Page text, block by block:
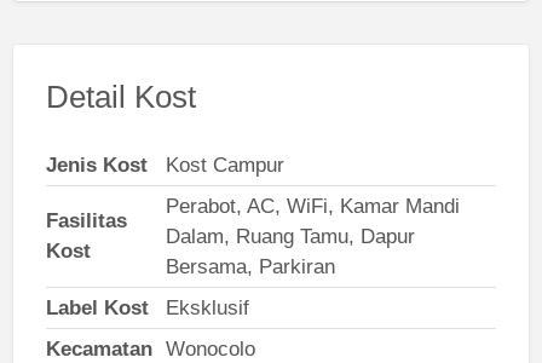
Detail Kost
Jenis Kost Kost Campur
Fasilitas
Kost
Perabot, AC, WiFi, Kamar Mandi
Dalam, Ruang Tamu, Dapur
Bersama, Parkiran
Label Kost
Eksklusif
Kecamatan Wonocolo